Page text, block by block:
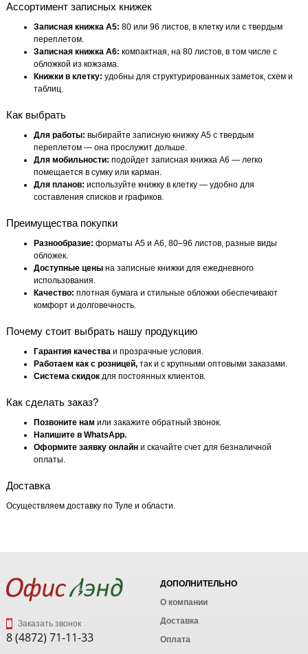
Ассортимент записных книжек
Записная книжка А5: 80 или 96 листов, в клетку или с твердым
переплетом.
Записная книжка А6: компактная, на 80 листов, в том числе с
обложкой из кожзама.
Книжки в клетку: удобны для структурированных заметок, схем и
таблиц.
Как выбрать
Для работы: выбирайте записную книжку А5 с твердым
переплетом — она прослужит дольше.
Для мобильности: подойдет записная книжка А6 — легко
помещается в сумку или карман.
Для планов: используйте книжку в клетку — удобно для
составления списков и графиков.
Преимущества покупки
Разнообразие: форматы А5 и А6, 80–96 листов, разные виды
обложек.
Доступные цены на записные книжки для ежедневного
использования.
Качество: плотная бумага и стильные обложки обеспечивают
комфорт и долговечность.
Почему стоит выбрать нашу продукцию
Гарантия качества и прозрачные условия.
Работаем как с розницей, так и с крупными оптовыми заказами.
Система скидок для постоянных клиентов.
Как сделать заказ?
Позвоните нам или закажите обратный звонок.
Напишите в WhatsApp.
Оформите заявку онлайн и скачайте счет для безналичной
оплаты.
Доставка
Осуществляем доставку по Туле и области.
Заказать звонок
8 (4872) 71-11-33
ДОПОЛНИТЕЛЬНО
О компании
Доставка
Оплата